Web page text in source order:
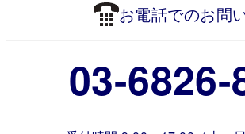
お電話でのお問
03-6826-